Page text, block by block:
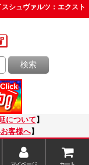
シュヴァルツ：エクスト
検索
について 】
客様へ】
マイページ カート